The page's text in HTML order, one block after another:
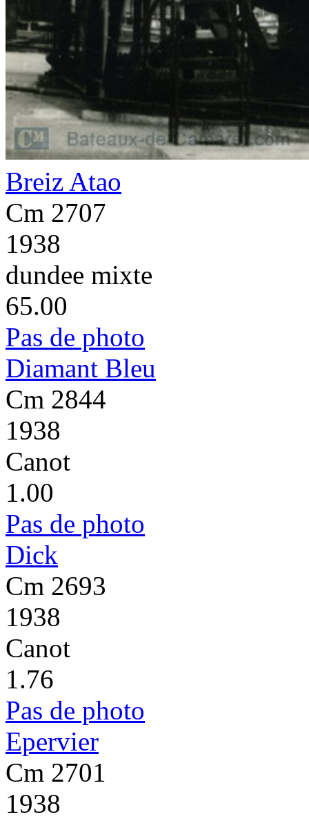
Breiz Atao
Cm 2707
1938
dundee mixte
65.00
Pas de photo
Diamant Bleu
Cm 2844
1938
Canot
1.00
Pas de photo
Dick
Cm 2693
1938
Canot
1.76
Pas de photo
Epervier
Cm 2701
1938